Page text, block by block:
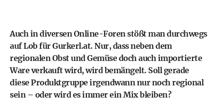
Auch in diversen Online-Foren stößt man durchwegs
auf Lob für Gurkerl.at. Nur, dass neben dem
regionalen Obst und Gemüse doch auch importierte
Ware verkauft wird, wird bemängelt. Soll gerade
diese Produktgruppe irgendwann nur noch regional
sein – oder wird es immer ein Mix bleiben?